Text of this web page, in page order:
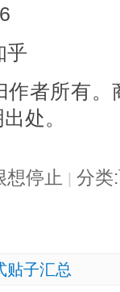
乎
作者所有
处。
想停止 | 分类
贴子汇总